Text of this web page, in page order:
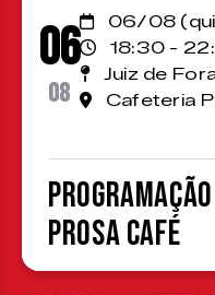
06
08
06/08
18:30 -
Juiz de
Cafeteria
Prosa Café